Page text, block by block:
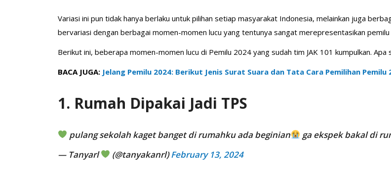
Variasi ini pun tidak hanya berlaku untuk pilihan setiap masyarakat Indonesia, melainkan juga
bervariasi dengan berbagai momen-momen lucu yang tentunya sangat merepresentasikan pemilu
Berikut ini, beberapa momen-momen lucu di Pemilu 2024 yang sudah tim JAK 101 kumpulkan.
BACA JUGA: Jelang Pemilu 2024: Berikut Jenis Surat Suara dan Tata Cara Pemilihan Pemilu
1. Rumah Dipakai Jadi TPS
pulang sekolah kaget banget di rumahku ada beginian ga ekspek bakal di
— Tanyarl
(@tanyakanrl)February 13, 2024